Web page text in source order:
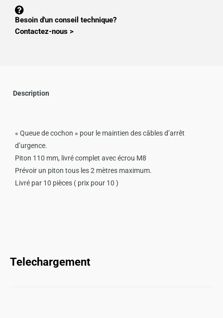
arrêt
Besoin d'un conseil technique?
Contactez-nous >
Description
« Queue de cochon » pour le maintien des câbles d’arrêt
d’urgence.
Piton 110 mm, livré complet avec écrou M8
Prévoir un piton tous les 2 mètres maximum.
Livré par 10 pièces ( prix pour 10 )
Telechargement